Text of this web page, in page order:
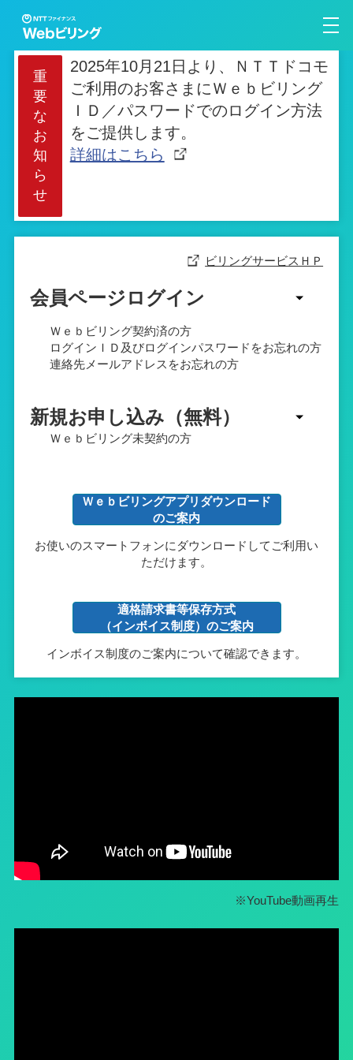
重
要
な
お
知
ら
せ
2025年10月21日より、ＮＴＴドコモ
ご利用のお客さまにＷｅｂビリング
ＩＤ／パスワードでのログイン方法
をご提供します。
詳細はこちら
ビリングサービスＨＰ
会員ページログイン
Ｗｅｂビリング契約済の方
ログインＩＤ及びログインパスワードをお忘れの方
連絡先メールアドレスをお忘れの方
新規お申し込み（無料）
Ｗｅｂビリング未契約の方
Ｗｅｂビリングアプリダウンロード
のご案内
お使いのスマートフォンにダウンロードしてご利用い
ただけます。
適格請求書等保存方式
（インボイス制度）のご案内
インボイス制度のご案内について確認できます。
※YouTube動画再生